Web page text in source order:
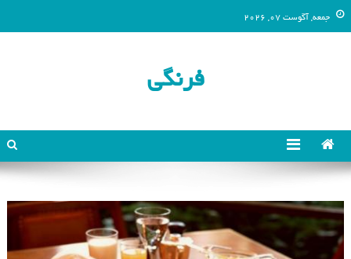
جمعه, آگوست 07, 2026
فرنگی